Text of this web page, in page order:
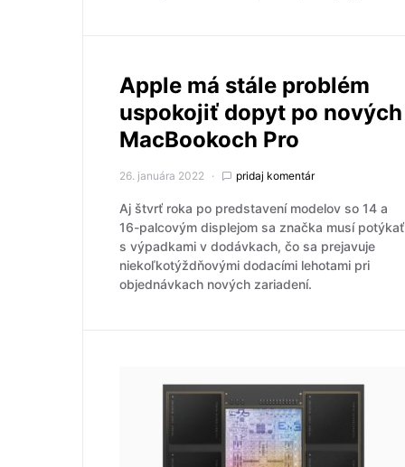
Apple má stále problém
uspokojiť dopyt po nových
MacBookoch Pro
26. januára 2022 pridaj komentár
Aj štvrť roka po predstavení modelov so 14 a
16-palcovým displejom sa značka musí potýkať
s výpadkami v dodávkach, čo sa prejavuje
niekoľkotýždňovými dodacími lehotami pri
objednávkach nových zariadení.